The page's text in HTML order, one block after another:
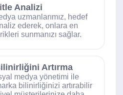
Analizi
uzmanlarımız, hedef
ederek, onlara en
sunmanızı sağlar.
Artırma
medya yönetimi ile
bilinirliğinizi artırabilir